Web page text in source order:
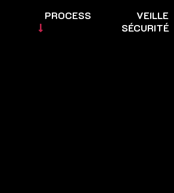
PROCESS
VEILLE
SÉCURITÉ